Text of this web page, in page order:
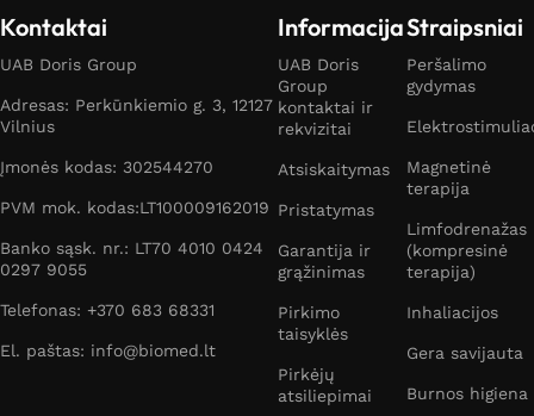
Kontaktai
UAB Doris Group
Adresas: Perkūnkiemio g. 3, 12127
Vilnius
Įmonės kodas: 302544270
PVM mok. kodas:LT100009162019
Banko sąsk. nr.: LT70 4010 0424
0297 9055
Telefonas: +370 683 68331
El. paštas: info@biomed.lt
Informacija
UAB Doris
Group
kontaktai ir
rekvizitai
Atsiskaitymas
Pristatymas
Garantija ir
grąžinimas
Pirkimo
taisyklės
Pirkėjų
atsiliepimai
Straipsniai
Peršalimo
gydymas
Magnetinė
terapija
Limfodrenažas
(kompresinė
terapija)
Inhaliacijos
Gera savijauta
Burnos higiena